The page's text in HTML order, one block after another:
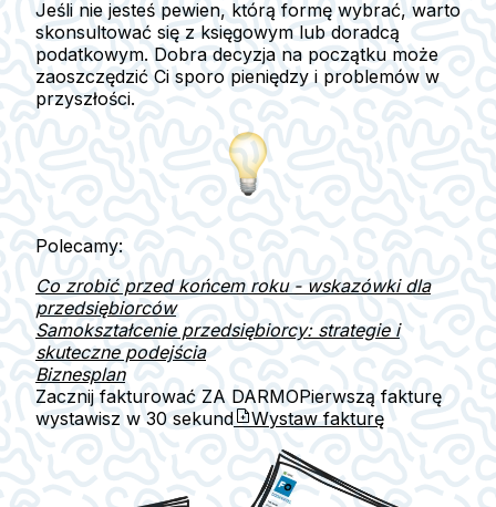
Jeśli nie jesteś pewien, którą formę wybrać, warto
skonsultować się z księgowym lub doradcą
podatkowym. Dobra decyzja na początku może
zaoszczędzić Ci sporo pieniędzy i problemów w
przyszłości.
Polecamy:
Co zrobić przed końcem roku - wskazówki dla
przedsiębiorców
Samokształcenie przedsiębiorcy: strategie i
skuteczne podejścia
Biznesplan
Zacznij fakturować ZA DARMOPierwszą fakturę
wystawisz w 30 sekund Wystaw fakturę